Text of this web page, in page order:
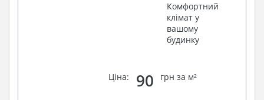
Комфортний
клімат у
вашому
будинку
Ціна: 90 грн за м²